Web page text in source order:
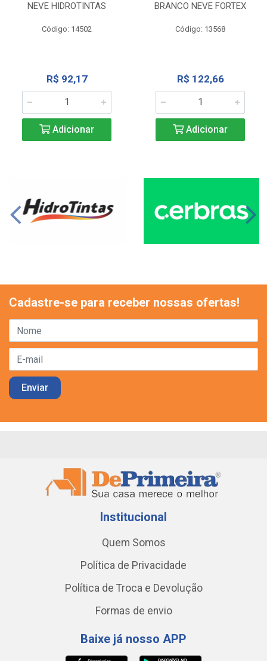
NEVE HIDROTINTAS
Código: 14502
R$ 92,17
Adicionar
BRANCO NEVE FORTEX
Código: 13568
R$ 122,66
Adicionar
Cadastre-se para receber nossas ofertas!
Institucional
Quem Somos
Política de Privacidade
Política de Troca e Devolução
Formas de envio
Baixe já nosso APP